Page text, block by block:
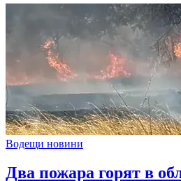
Водещи новини
Два пожара горят в